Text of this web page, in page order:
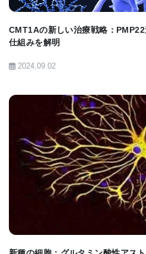
ス (Alex Rodriguez-
ムは実験でこれらの有害な
し、これにより「脳の健康が
た」ということです 。消化
開かれています 。また、腸
るよう設計された新薬の開
行を遅らせたり予防したり
ます 。研究は、腸に焦点を
る可能性のある患者を医師
イオマーカーの可能性も強
CMT1Aの新しい治療戦略：
仕組みを解明
2024.09.02